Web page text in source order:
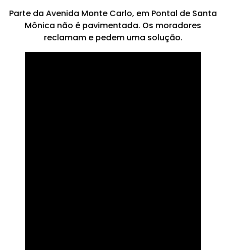
Parte da Avenida Monte Carlo, em Pontal de Santa
Mônica não é pavimentada. Os moradores
reclamam e pedem uma solução.